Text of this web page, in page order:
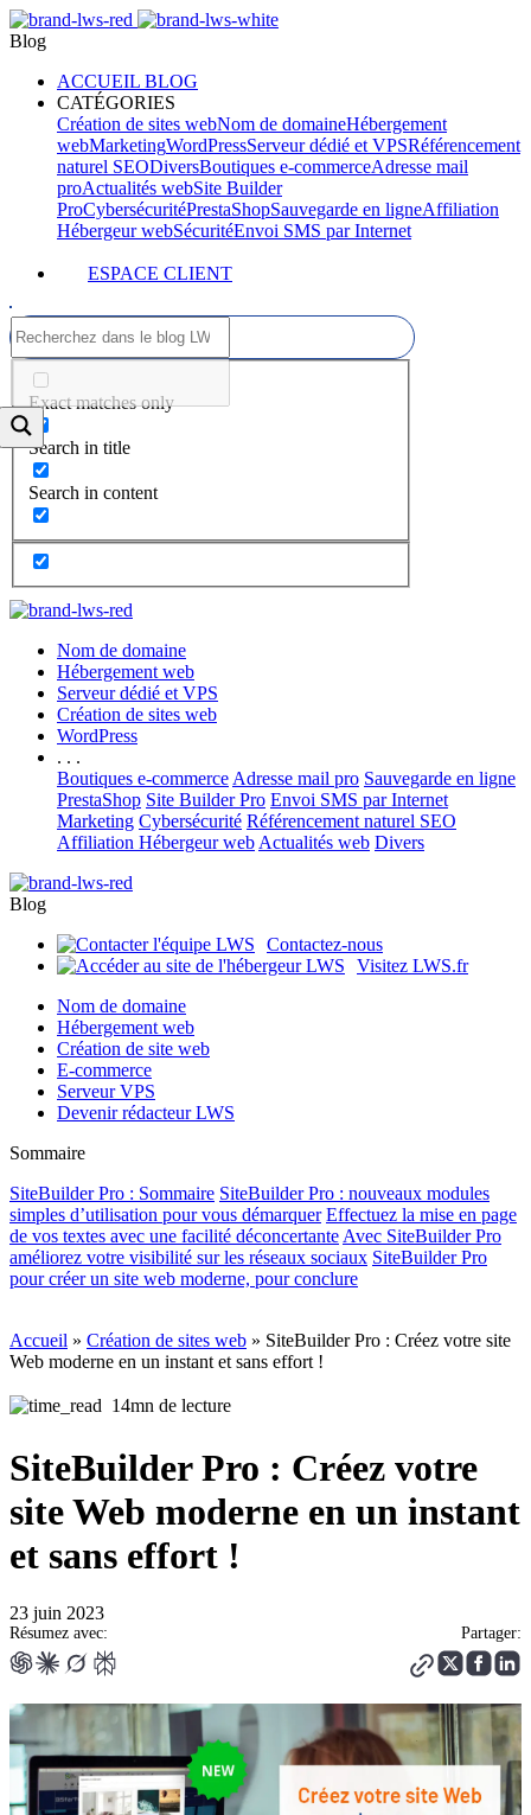
Blog
ACCUEIL BLOG
CATÉGORIES
Création de sites webNom de domaineHébergement
webMarketingWordPressServeur dédié et VPSRéférencement
naturel SEODiversBoutiques e-commerceAdresse mail
proActualités webSite Builder
ProCybersécuritéPrestaShopSauvegarde en ligneAffiliation
Hébergeur webSécuritéEnvoi SMS par Internet
ESPACE CLIENT
Exact matches only
Search in title
Search in content
Nom de domaine
Hébergement web
Serveur dédié et VPS
Création de sites web
WordPress
. . .
Boutiques e-commerce Adresse mail pro Sauvegarde en ligne
PrestaShop Site Builder Pro Envoi SMS par Internet
Marketing Cybersécurité Référencement naturel SEO
Affiliation Hébergeur web Actualités web Divers
Blog
Contactez-nous
Visitez LWS.fr
Nom de domaine
Hébergement web
Création de site web
E-commerce
Serveur VPS
Devenir rédacteur LWS
Sommaire
SiteBuilder Pro : Sommaire SiteBuilder Pro : nouveaux modules
simples d’utilisation pour vous démarquer Effectuez la mise en page
de vos textes avec une facilité déconcertante Avec SiteBuilder Pro
améliorez votre visibilité sur les réseaux sociaux SiteBuilder Pro
pour créer un site web moderne, pour conclure
Accueil » Création de sites web » SiteBuilder Pro : Créez votre site
Web moderne en un instant et sans effort !
14mn de lecture
SiteBuilder Pro : Créez votre
site Web moderne en un instant
et sans effort !
23 juin 2023
Résumez avec: Partager: